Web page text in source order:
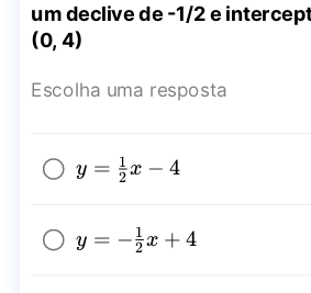
um declive de -1/2 e
(0, 4)
Escolha uma resposta
y=\frac{1}
y = 2
1 x − 4
y=-
y = − 2
1 x + 4